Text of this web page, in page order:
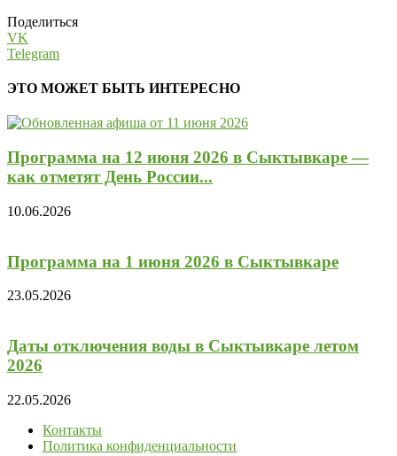
Поделиться
VK
Telegram
ЭТО МОЖЕТ БЫТЬ ИНТЕРЕСНО
Программа на 12 июня 2026 в Сыктывкаре —
как отметят День России...
10.06.2026
Программа на 1 июня 2026 в Сыктывкаре
23.05.2026
Даты отключения воды в Сыктывкаре летом
2026
22.05.2026
Контакты
Политика конфиденциальности